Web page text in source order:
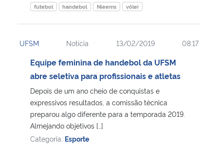
futebol
handebol Nieems vôlei
UFSM Notícia 13/02/2019 08:17
Equipe feminina de handebol da UFSM
abre seletiva para profissionais e atletas
Depois de um ano cheio de conquistas e
expressivos resultados, a comissão técnica
preparou algo diferente para a temporada 2019.
Almejando objetivos […]
Categoria: Esporte